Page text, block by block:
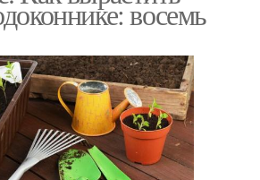
восемь